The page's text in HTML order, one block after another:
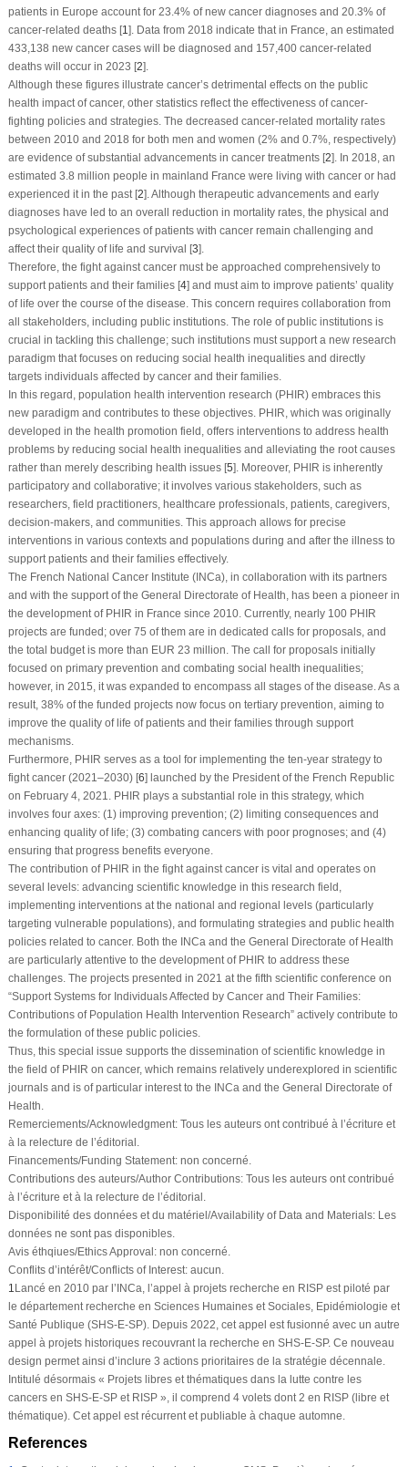
patients in Europe account for 23.4% of new cancer diagnoses and 20.3% of
cancer-related deaths [1 ]. Data from 2018 indicate that in France, an estimated
433,138 new cancer cases will be diagnosed and 157,400 cancer-related
deaths will occur in 2023 [2].
Although these figures illustrate cancer’s detrimental effects on the public
health impact of cancer, other statistics reflect the effectiveness of cancer-
fighting policies and strategies. The decreased cancer-related mortality rates
between 2010 and 2018 for both men and women (2% and 0.7%, respectively)
are evidence of substantial advancements in cancer treatments [2]. In 2018, an
estimated 3.8 million people in mainland France were living with cancer or had
experienced it in the past [2]. Although therapeutic advancements and early
diagnoses have led to an overall reduction in mortality rates, the physical and
psychological experiences of patients with cancer remain challenging and
affect their quality of life and survival [3].
Therefore, the fight against cancer must be approached comprehensively to
support patients and their families [4] and must aim to improve patients’ quality
of life over the course of the disease. This concern requires collaboration from
all stakeholders, including public institutions. The role of public institutions is
crucial in tackling this challenge; such institutions must support a new research
paradigm that focuses on reducing social health inequalities and directly
targets individuals affected by cancer and their families.
In this regard, population health intervention research (PHIR) embraces this
new paradigm and contributes to these objectives. PHIR, which was originally
developed in the health promotion field, offers interventions to address health
problems by reducing social health inequalities and alleviating the root causes
rather than merely describing health issues [5]. Moreover, PHIR is inherently
participatory and collaborative; it involves various stakeholders, such as
researchers, field practitioners, healthcare professionals, patients, caregivers,
decision-makers, and communities. This approach allows for precise
interventions in various contexts and populations during and after the illness to
support patients and their families effectively.
The French National Cancer Institute (INCa), in collaboration with its partners
and with the support of the General Directorate of Health, has been a pioneer in
the development of PHIR in France since 2010. Currently, nearly 100 PHIR
projects are funded; over 75 of them are in dedicated calls for proposals, and
the total budget is more than EUR 23 million. The call for proposals initially
focused on primary prevention and combating social health inequalities;
however, in 2015, it was expanded to encompass all stages of the disease. As a
result, 38% of the funded projects now focus on tertiary prevention, aiming to
improve the quality of life of patients and their families through support
mechanisms.
Furthermore, PHIR serves as a tool for implementing the ten-year strategy to
fight cancer (2021–2030) [6] launched by the President of the French Republic
on February 4, 2021. PHIR plays a substantial role in this strategy, which
involves four axes: (1) improving prevention; (2) limiting consequences and
enhancing quality of life; (3) combating cancers with poor prognoses; and (4)
ensuring that progress benefits everyone.
The contribution of PHIR in the fight against cancer is vital and operates on
several levels: advancing scientific knowledge in this research field,
implementing interventions at the national and regional levels (particularly
targeting vulnerable populations), and formulating strategies and public health
policies related to cancer. Both the INCa and the General Directorate of Health
are particularly attentive to the development of PHIR to address these
challenges. The projects presented in 2021 at the fifth scientific conference on
“Support Systems for Individuals Affected by Cancer and Their Families:
Contributions of Population Health Intervention Research” actively contribute to
the formulation of these public policies.
Thus, this special issue supports the dissemination of scientific knowledge in
the field of PHIR on cancer, which remains relatively underexplored in scientific
journals and is of particular interest to the INCa and the General Directorate of
Health.
Remerciements/Acknowledgment:Tous les auteurs ont contribué à l’écriture et
à la relecture de l’éditorial.
Financements/Funding Statement:non concerné.
Contributions des auteurs/Author Contributions:Tous les auteurs ont contribué
à l’écriture et à la relecture de l’éditorial.
Disponibilité des données et du matériel/Availability of Data and Materials:Les
données ne sont pas disponibles.
Avis éthqiues/Ethics Approval:non concerné.
Conflits d’intérêt/Conflicts of Interest:aucun.
1 Lancé en 2010 par l’INCa, l’appel à projets recherche en RISP est piloté par
le département recherche en Sciences Humaines et Sociales, Epidémiologie et
Santé Publique (SHS-E-SP). Depuis 2022, cet appel est fusionné avec un autre
appel à projets historiques recouvrant la recherche en SHS-E-SP. Ce nouveau
design permet ainsi d’inclure 3 actions prioritaires de la stratégie décennale.
Intitulé désormais « Projets libres et thématiques dans la lutte contre les
cancers en SHS-E-SP et RISP », il comprend 4 volets dont 2 en RISP (libre et
thématique). Cet appel est récurrent et publiable à chaque automne.
References